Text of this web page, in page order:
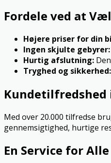
Fordele ved at
Højere priser for din
Ingen skjulte gebyrer:
Hurtig afslutning:
Tryghed og sikkerhed:
Kundetilfredshed
Med over 20.000 tilfredse
gennemsigtighed, hurtige
En Service for